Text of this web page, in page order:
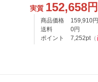
実質 152,658円
商品価格 159,910円
送料
0円
ポイント
7,252pt（